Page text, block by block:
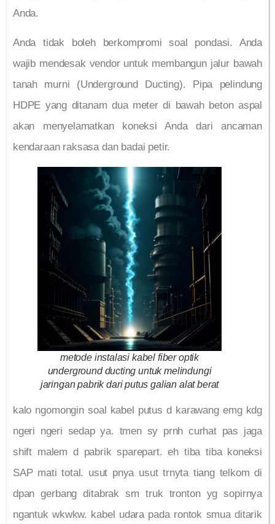
Anda.
Anda tidak boleh berkompromi soal pondasi. Anda
wajib mendesak vendor untuk membangun jalur bawah
tanah murni (Underground Ducting). Pipa pelindung
HDPE yang ditanam dua meter di bawah beton aspal
akan menyelamatkan koneksi Anda dari ancaman
kendaraan raksasa dan badai petir.
metode instalasi kabel fiber optik
underground ducting untuk melindungi
jaringan pabrik dari putus galian alat berat
kalo ngomongin soal kabel putus d karawang emg kdg
ngeri ngeri sedap ya. tmen sy prnh curhat pas jaga
shift malem d pabrik sparepart. eh tiba tiba koneksi
SAP mati total. usut pnya usut trnyta tiang telkom di
dpan gerbang ditabrak sm truk tronton yg sopirnya
ngantuk wkwkw. kabel udara pada rontok smua ditarik